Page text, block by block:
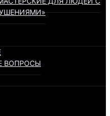
ВОПРОСЫ